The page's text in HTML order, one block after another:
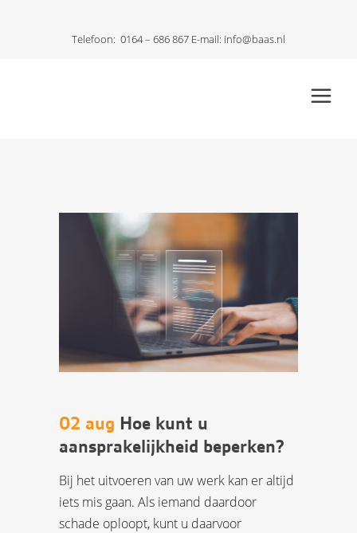
Telefoon: 0164 – 686 867 E-mail: info@baas.nl
02 aug Hoe kunt u
aansprakelijkheid beperken?
Bij het uitvoeren van uw werk kan er altijd
iets mis gaan. Als iemand daardoor
schade oploopt, kunt u daarvoor